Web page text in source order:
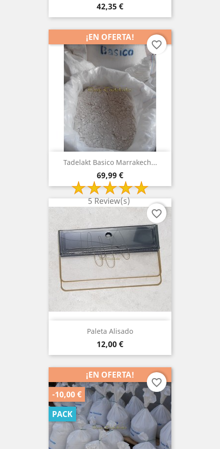
Precio
42,35 €
Tadelakt Basico Marrakech...
Precio
69,99 €
5 Review(s)
¡EN OFERTA!
favorite_border
Paleta Alisado
Precio
12,00 €
favorite_border
¡EN OFERTA!
-10,00 €
PACK
favorite_border